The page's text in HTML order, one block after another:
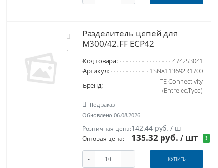
Разделитель цепей для
M300/42.FF ECP42
Код товара:
474253041
Артикул:
1SNA113692R1700
Бренд:
TE Connectivity
(Entrelec,Tyco)
Под заказ
Обновлено 06.08.2026
Розничная цена:142.44 руб. / шт
Оптовая цена: 135.32 руб./ шт !
- + КУПИТЬ